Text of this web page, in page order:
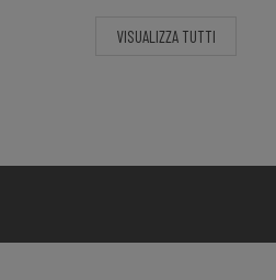
VISUALIZZA TUTTI